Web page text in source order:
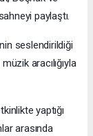
paylaştı.
seslendirildiği
aracılığıyla
yaptığı
arasında